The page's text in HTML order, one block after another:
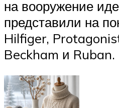
на вооружение
представили на
Hilfiger,
Beckham и Ruban.